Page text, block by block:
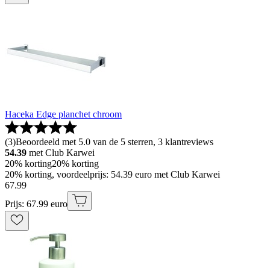
Haceka Edge planchet chroom
(3)Beoordeeld met 5.0 van de 5 sterren, 3 klantreviews
54.39 met Club Karwei
20% korting20% korting
20% korting, voordeelprijs: 54.39 euro met Club Karwei
67.99
Prijs: 67.99 euro